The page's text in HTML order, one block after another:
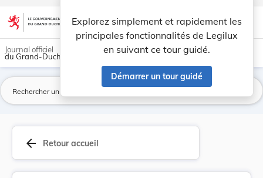
Aller au contenu account_circle help Aide
Explorez simplement et rapidement les
principales fonctionnalités de Legilux
en suivant ce tour guidé.
Démarrer un tour guidé
light_mode dark_mode
Journal officiel
du Grand-Duché de Luxembourg
arrow_back Retour accueil